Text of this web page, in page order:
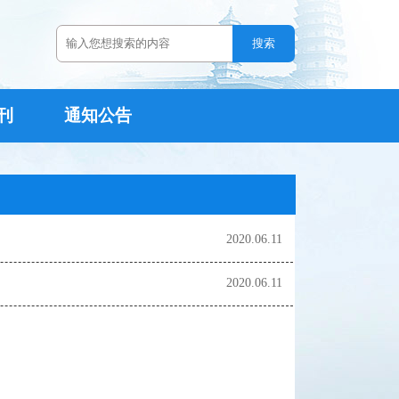
通知公告
2020.06.11
2020.06.11